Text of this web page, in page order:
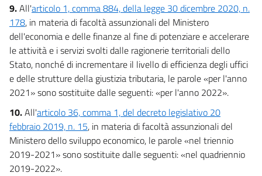
9.All'articolo 1, comma 884, della legge 30 dicembre 2020, n.
178, in materia di facoltà assunzionali del Ministero
dell'economia e delle finanze al fine di potenziare e accelerare
le attività e i servizi svolti dalle ragionerie territoriali dello
Stato, nonché di incrementare il livello di efficienza degli uffici
e delle strutture della giustizia tributaria, le parole «per l'anno
2021» sono sostituite dalle seguenti: «per l'anno 2022».
10.All'articolo 36, comma 1, del decreto legislativo 20
febbraio 2019, n. 15, in materia di facoltà assunzionali del
Ministero dello sviluppo economico, le parole «nel triennio
2019-2021» sono sostituite dalle seguenti: «nel quadriennio
2019-2022».